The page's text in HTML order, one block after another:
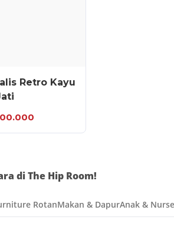
Retro Kayu
di The Hip Room!
RotanMakan & DapurAnak &